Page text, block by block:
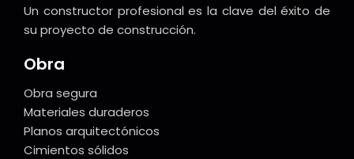
Un constructor profesional es la clave del éxito de
su proyecto de construcción.
Obra
Obra segura
Materiales duraderos
Planos arquitectónicos
Cimientos sólidos